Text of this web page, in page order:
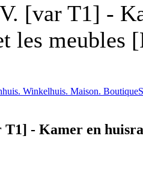
[var T1] -
les meubles
Winkelhuis. Maison. Boutique
T1] - Kamer en